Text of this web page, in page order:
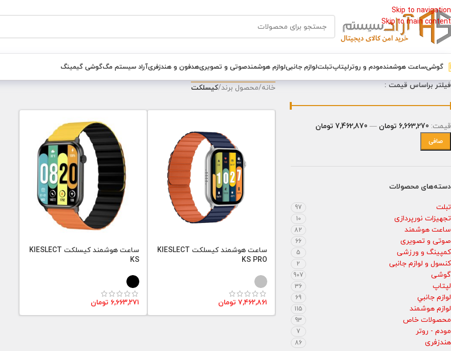
Skip to navigation
Skip to main content
گوشیساعت هوشمندمودم و روترلپتاپتبلتلوازم جانبیلوازم هوشمندصوتی و تصویریهدفون و هندزفریآراد سیستم مگگوشی گیمینگ
فیلتر براساس قیمت :
صافی
قيمت: 6,663,270 تومان — 7,462,870 تومان
دسته‌های محصولات
تبلت 97
تجهیزات نورپردازی 10
ساعت هوشمند 82
صوتی و تصویری 66
کمپینگ و ورزشی 5
کنسول و لوازم جانبی 2
گوشی 907
لپتاپ 36
لوازم جانبي 69
لوازم هوشمند 115
محصولات خاص 93
مودم - روتر 7
هندزفری 86
خانه/محصول برند/کیسلکت
ساعت هوشمند کیسلکت KIESLECT
KS PRO
۷,۴۶۲,۸۶۱ تومان
ساعت هوشمند کیسلکت KIESLECT
KS
۶,۶۶۳,۲۷۱ تومان